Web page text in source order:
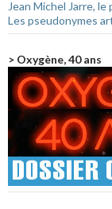
Jean Michel Jarre, le
Les pseudonymes
> Oxygène, 40 ans